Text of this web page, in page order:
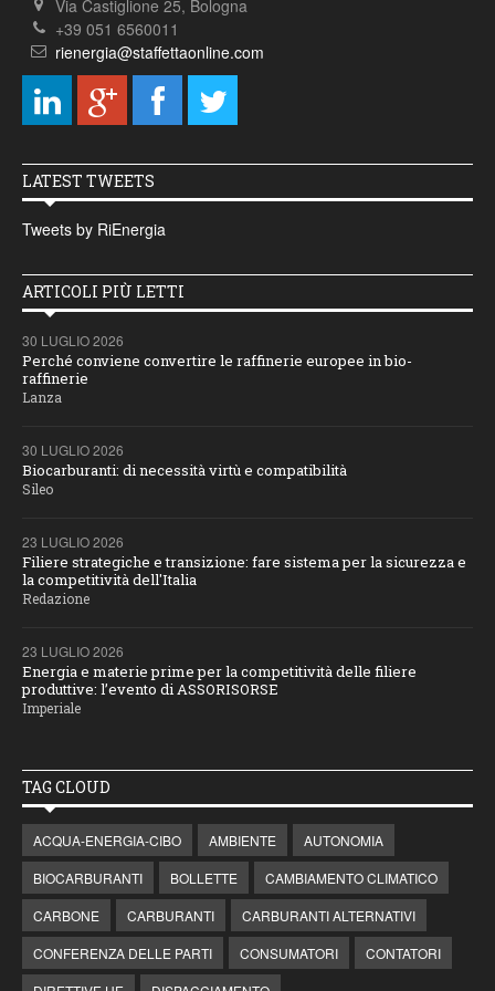
Via Castiglione 25, Bologna
+39 051 6560011
rienergia@staffettaonline.com
LATEST TWEETS
Tweets by RiEnergia
ARTICOLI PIÙ LETTI
30 LUGLIO 2026
Perché conviene convertire le raffinerie europee in bio-
raffinerie
Lanza
30 LUGLIO 2026
Biocarburanti: di necessità virtù e compatibilità
Sileo
23 LUGLIO 2026
Filiere strategiche e transizione: fare sistema per la sicurezza e
la competitività dell'Italia
Redazione
23 LUGLIO 2026
Energia e materie prime per la competitività delle filiere
produttive: l’evento di ASSORISORSE
Imperiale
TAG CLOUD
ACQUA-ENERGIA-CIBO AMBIENTE
AUTONOMIA
BIOCARBURANTI
BOLLETTE
CAMBIAMENTO CLIMATICO
CARBONE
CARBURANTI
CARBURANTI ALTERNATIVI
CONFERENZA DELLE PARTI
CONSUMATORI
CONTATORI